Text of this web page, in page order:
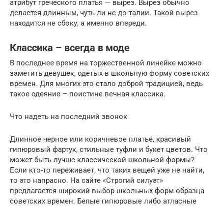
атрибут греческого платья — вырез. Вырез обычно
делается длинным, чуть ли не до талии. Такой вырез
находится не сбоку, а именно впереди.
Классика – всегда в моде
В последнее время на торжественной линейке можно
заметить девушек, одетых в школьную форму советских
времен. Для многих это стало доброй традицией, ведь
такое одеяние – поистине вечная классика.
Что надеть на последний звонок
Длинное черное или коричневое платье, красивый
гипюровый фартук, стильные туфли и букет цветов. Что
может быть лучше классической школьной формы?
Если кто-то переживает, что таких вещей уже не найти,
то это напрасно. На сайте «Строгий силуэт»
предлагается широкий выбор школьных форм образца
советских времен. Белые гипюровые либо атласные